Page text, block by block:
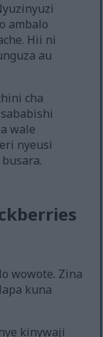
ambalo
Hii ni
au
cha
wale
nyeusi
wowote. Zina
kuna
kinywaji